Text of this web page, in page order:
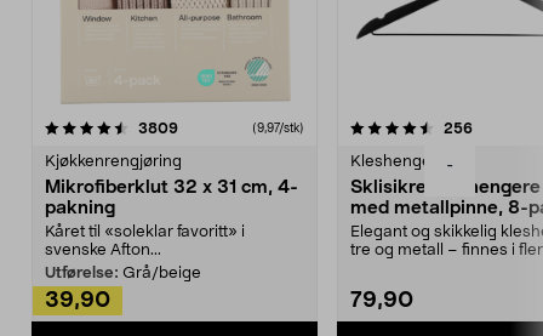
-
3809anmeldelser(9,97/stk)
Kjøkkenrengjøring
Mikrofiberklut 32 x 31 cm, 4-
pakning
Kåret til «soleklar favoritt» i
svenske Afton...
Utførelse: Grå/beige
39,90
4.5av 5 stjerner 256
Kleshengere
Sklisikre
med metallpinne, 8-
Elegant og skikkelig
tre og metall – finnes i
79,90
4.5av 5 stjerner